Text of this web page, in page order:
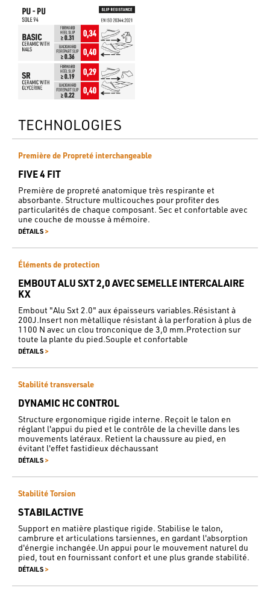
TECHNOLOGIES
Première de Propreté interchangeable
FIVE 4 FIT
Première de propreté anatomique très respirante et
absorbante. Structure multicouches pour profiter des
particularités de chaque composant. Sec et confortable avec
une couche de mousse à mémoire.
DÉTAILS >
Éléments de protection
EMBOUT ALU SXT 2,0 AVEC SEMELLE INTERCALAIRE
KX
Embout "Alu Sxt 2.0" aux épaisseurs variables.Résistant à
200J.Insert non mètallique résistant à la perforation à plus de
1100 N avec un clou tronconique de 3,0 mm.Protection sur
toute la plante du pied.Souple et confortable
DÉTAILS >
Stabilité transversale
DYNAMIC HC CONTROL
Structure ergonomique rigide interne. Reçoit le talon en
réglant l'appui du pied et le contrôle de la cheville dans les
mouvements latéraux. Retient la chaussure au pied, en
évitant l'effet fastidieux déchaussant
DÉTAILS >
Stabilité Torsion
STABILACTIVE
Support en matière plastique rigide. Stabilise le talon,
cambrure et articulations tarsiennes, en gardant l'absorption
d'énergie inchangée.Un appui pour le mouvement naturel du
pied, tout en fournissant confort et une plus grande stabilité.
DÉTAILS >